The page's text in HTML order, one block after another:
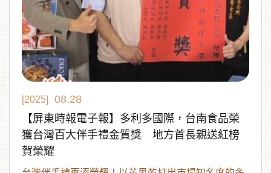
[2025]
08.28
【屏東時報電子報】多利多國際，台南食品榮
獲台灣百大伴手禮金質獎 地方首長親送紅榜
賀榮耀